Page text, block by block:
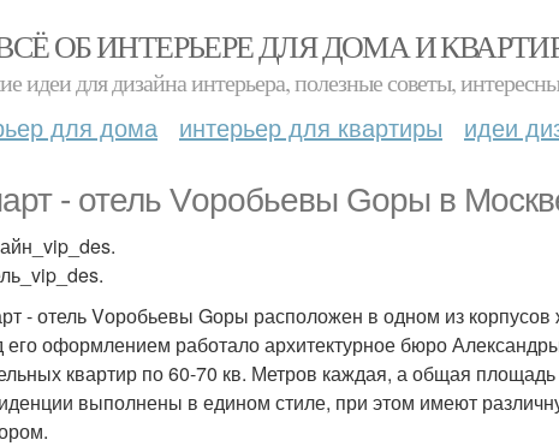
ОБ ИНТЕРЬЕРЕ ДЛЯ ДОМА И
идеи для дизайна интерьера, полезные советы,
для дома интерьер для квартиры идеи
- отель Vоробьевы Gоры в
- отель Vоробьевы Gоры расположен в одном из
его оформлением работало архитектурное бюро
квартир по 60-70 кв. Метров каждая, а общая
выполнены в едином стиле, при этом имеют